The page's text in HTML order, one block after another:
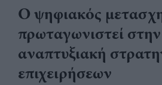
Ο ψηφιακός
πρωταγωνιστεί στην
αναπτυξιακή
επιχειρήσεων